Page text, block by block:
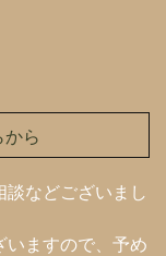
ら
談などございまし
いますので、予め